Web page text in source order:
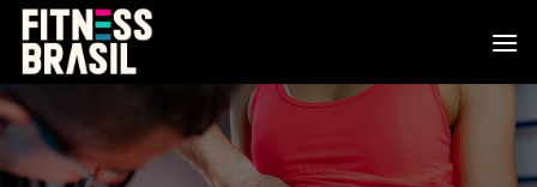
Skip
content